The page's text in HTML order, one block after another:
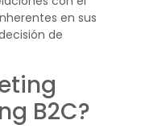
en sus
de
B2C?